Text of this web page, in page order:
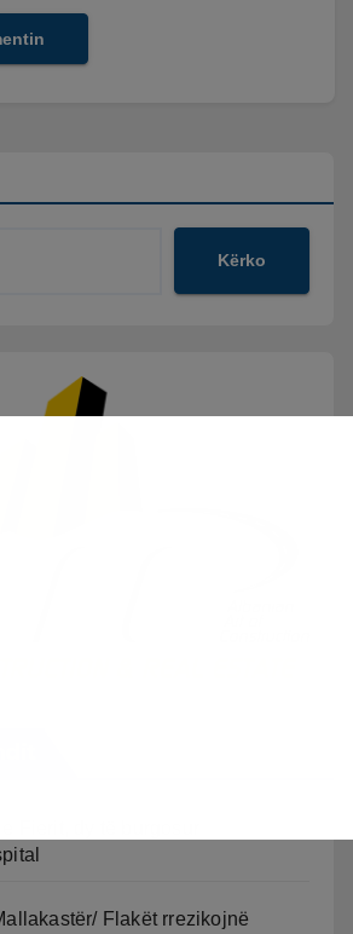
Kërko
Flakët rrezikojnë